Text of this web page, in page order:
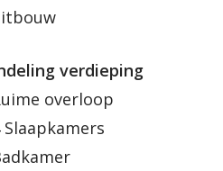
verdieping
overloop
Slaapkamers